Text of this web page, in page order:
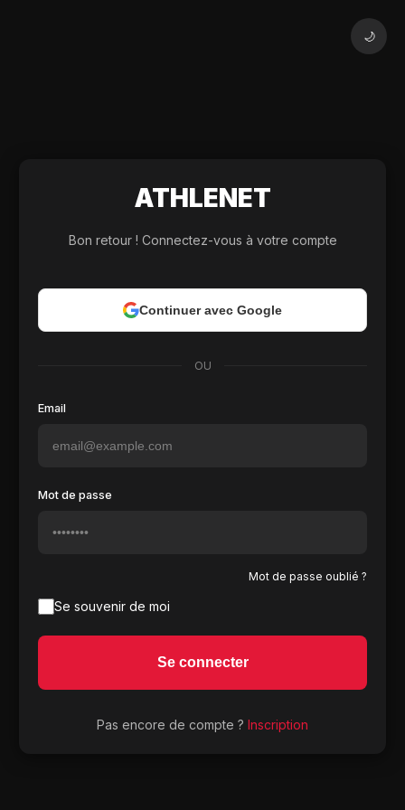
ATHLENET
Bon retour ! Connectez-vous à votre compte
Continuer avec Google
OU
Email
Mot de passe
Mot de passe oublié ?
Se souvenir de moi
Se connecter
Pas encore de compte ? Inscription
🌙